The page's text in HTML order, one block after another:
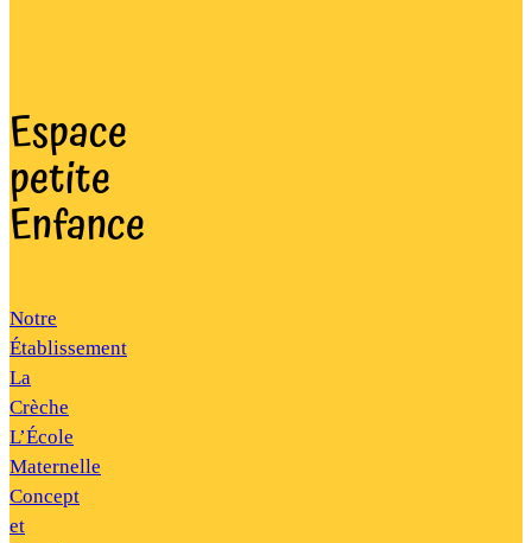
Espace
petite
Enfance
Notre
Établissement
La
Crèche
L’École
Maternelle
Concept
et